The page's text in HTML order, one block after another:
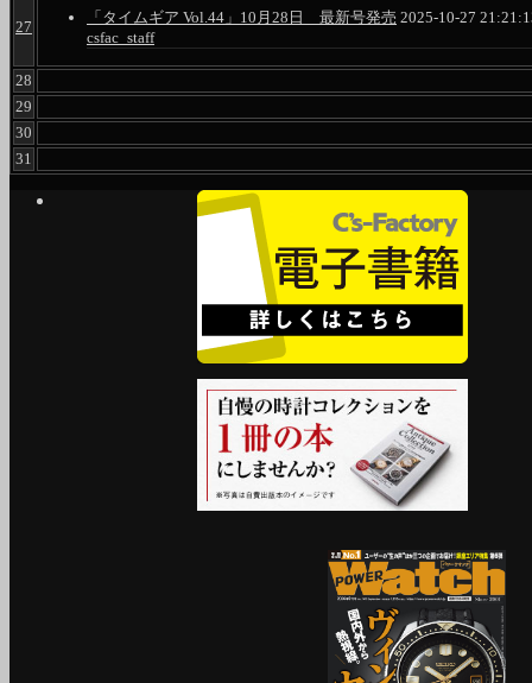
27
「タイムギア Vol.44」10月28日 最新号発売 2025-10-27
csfac_staff
28
29
30
31